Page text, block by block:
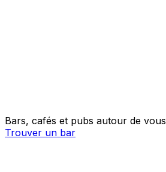
Bars, cafés et pubs autour de vous
Trouver un bar